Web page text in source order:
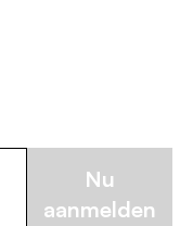
Nu
aanmelden